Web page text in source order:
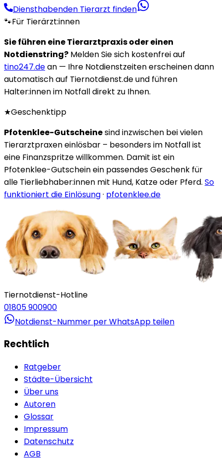
Diensthabenden Tierarzt finden
🐾Für Tierärzt:innen
Sie führen eine Tierarztpraxis oder einen
Notdienstring? Melden Sie sich kostenfrei auf
tino247.dean — Ihre Notdienstzeiten erscheinen dann
automatisch auf Tiernotdienst.de und führen
Halter:innen im Notfall direkt zu Ihnen.
★Geschenktipp
Pfotenklee-Gutscheinesind inzwischen bei vielen
Tierarztpraxen einlösbar – besonders im Notfall ist
eine Finanzspritze willkommen. Damit ist ein
Pfotenklee-Gutschein ein passendes Geschenk für
alle Tierliebhaber:innen mit Hund, Katze oder Pferd. So
funktioniert die Einlösung· pfotenklee.de
Tiernotdienst-Hotline
01805 900900
Notdienst-Nummer per WhatsApp teilen
Rechtlich
Ratgeber
Städte-Übersicht
Über uns
Autoren
Glossar
Impressum
Datenschutz
AGB